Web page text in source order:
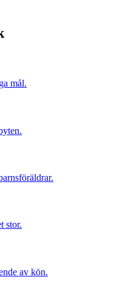
mål.
stor.
av kön.